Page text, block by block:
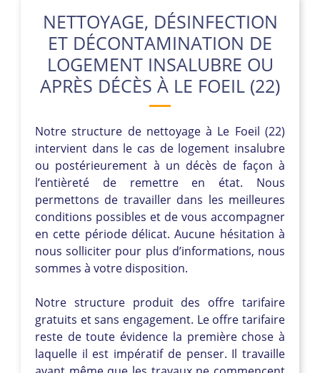
NETTOYAGE, DÉSINFECTION
ET DÉCONTAMINATION DE
LOGEMENT INSALUBRE OU
APRÈS DÉCÈS À LE FOEIL (22)
Notre structure de nettoyage à Le Foeil (22)
intervient dans le cas de logement insalubre
ou postérieurement à un décès de façon à
l’entièreté de remettre en état. Nous
permettons de travailler dans les meilleures
conditions possibles et de vous accompagner
en cette période délicat. Aucune hésitation à
nous solliciter pour plus d’informations, nous
sommes à votre disposition.
Notre structure produit des offre tarifaire
gratuits et sans engagement. Le offre tarifaire
reste de toute évidence la première chose à
laquelle il est impératif de penser. Il travaille